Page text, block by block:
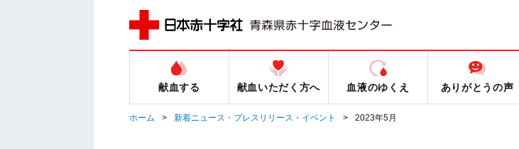
献血する 献血いただく方へ 血液のゆくえ ありがとうの声
ホーム 新着ニュース・プレスリリース・イベント 2023年5月